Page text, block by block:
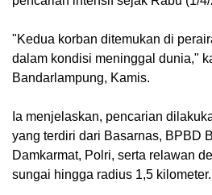
"Kedua korban ditemukan di
dalam kondisi meninggal dunia,"
Bandarlampung, Kamis.
Ia menjelaskan, pencarian
yang terdiri dari Basarnas, BPBD
Damkarmat, Polri, serta relawan
sungai hingga radius 1,5 kilometer.